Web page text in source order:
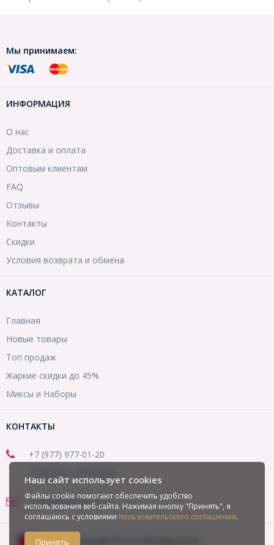
Мы принимаем:
ИНФОРМАЦИЯ
О нас
Доставка и оплата
Оптовым клиентам
FAQ
Отзывы
Контакты
Скидки
Условия возврата и обмена
КАТАЛОГ
Главная
Новые товары
Топ продаж
Жаркие скидки до 45%
Миксы и Наборы
КОНТАКТЫ
+7 (977) 977-01-20
office@mirbusin.ru
Наш сайт использует cookies
Файлы cookie помогают обеспечить удобство
использования веб-сайта. Нажимая кнопку "Принять", я
соглашаюсь с условиями пользовательского соглашения.
Принять